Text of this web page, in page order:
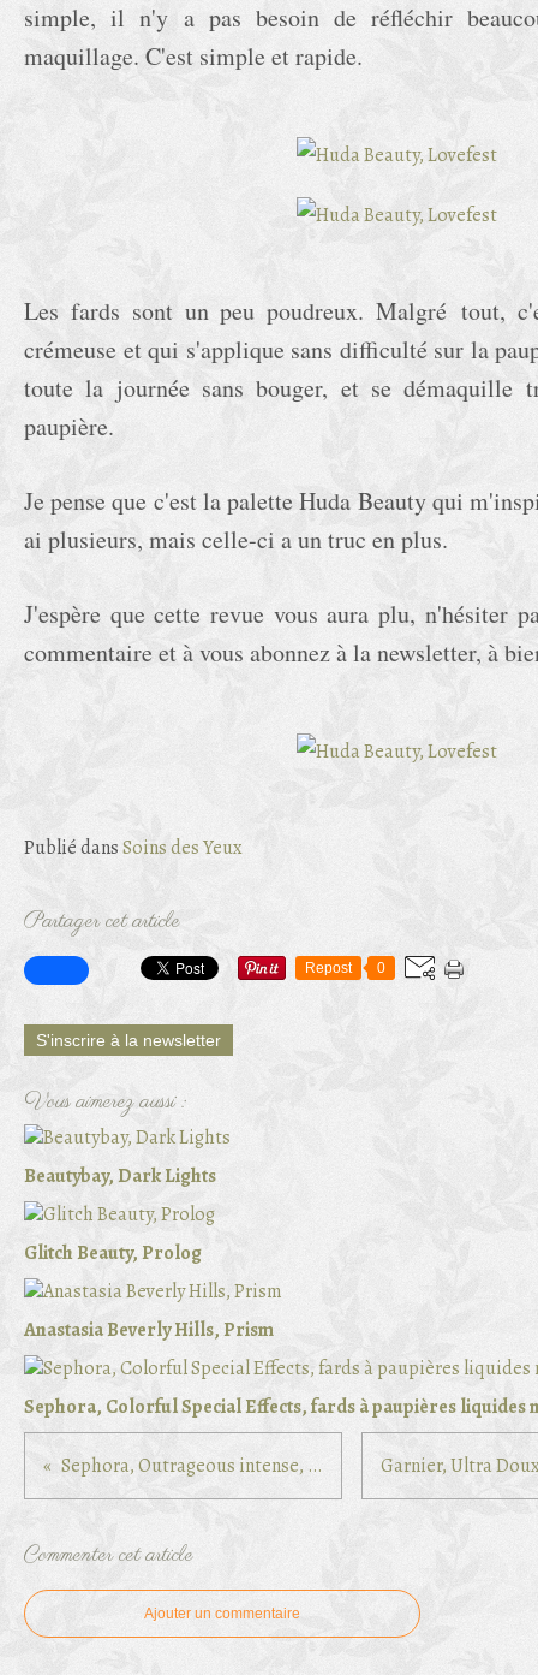
simple, il n'y a pas besoin de réfléchir
maquillage. C'est simple et rapide.
Les fards sont un peu poudreux. Malgré tout,
crémeuse et qui s'applique sans difficulté sur la
toute la journée sans bouger, et se démaquille
paupière.
Je pense que c'est la palette Huda Beauty qui
ai plusieurs, mais celle-ci a un truc en plus.
J'espère que cette revue vous aura plu, n'hésiter
commentaire et à vous abonnez à la newsletter, à
Publié dansSoins des Yeux
Partager cet article
Repost 0
S'inscrire à la newsletter
Vous aimerez aussi :
Beautybay, Dark Lights
Glitch Beauty, Prolog
Anastasia Beverly Hills, Prism
Sephora, Colorful Special Effects, fards à paupières liquides
Sephora, Outrageous intense, 01 Fever
Commenter cet article
Ajouter un commentaire